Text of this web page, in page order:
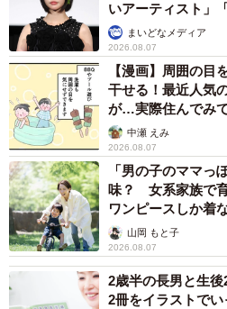
そのほか「熱い湯を入れたコップ
きり、へっくしょーーん！！と、
の茶碗蒸し渡してあげて」「フ
ひっかけてやったらいい」と迷
な方法もたくさん！
この時の状況について、yuyuさ
母と2人で困惑してしまい…
――この手はどのような状況で？
「入店してすぐくらいにこの手
いアーティスト」
まいどなメディア
2026.08.07
【漫画】周囲の目
干せる！最近人気
が…実際住んでみ
中瀬 えみ
2026.08.07
「男の子のママっ
味？ 女系家族で
ワンピースしか着
へんが…
山岡 もと子
2026.08.07
2歳半の長男と生
2冊をイラストで